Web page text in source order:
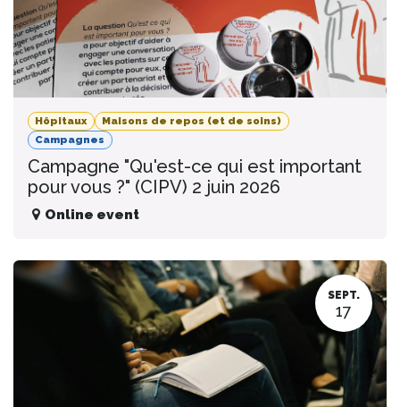
Hôpitaux
Maisons de repos (et de soins)
Campagnes
Campagne "Qu'est-ce qui est important
pour vous ?" (CIPV) 2 juin 2026
Online event
SEPT.
17